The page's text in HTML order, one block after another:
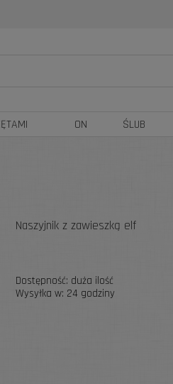
ON ŚLUB
Naszyjnik z zawieszką elf
Dostępność: duża ilość
Wysyłka w: 24 godziny